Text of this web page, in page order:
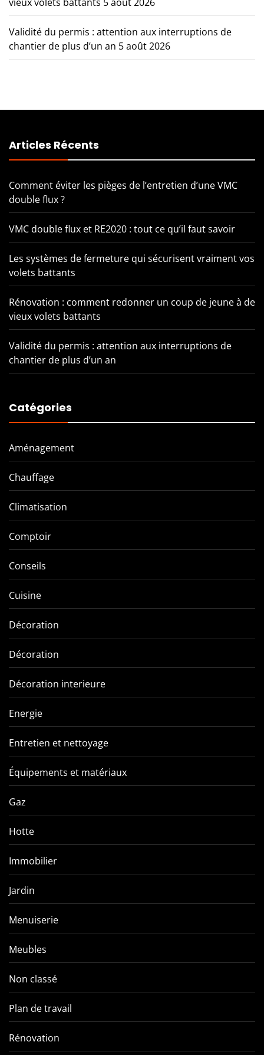
Validité du permis : attention aux interruptions de
chantier de plus d’un an 5 août 2026
Articles Récents
Comment éviter les pièges de l’entretien d’une VMC
double flux ?
VMC double flux et RE2020 : tout ce qu’il faut savoir
Les systèmes de fermeture qui sécurisent vraiment vos
volets battants
Rénovation : comment redonner un coup de jeune à de
vieux volets battants
Validité du permis : attention aux interruptions de
chantier de plus d’un an
Catégories
Aménagement
Chauffage
Climatisation
Comptoir
Conseils
Cuisine
Décoration
Décoration
Décoration interieure
Energie
Entretien et nettoyage
Équipements et matériaux
Gaz
Hotte
Immobilier
Jardin
Menuiserie
Meubles
Non classé
Plan de travail
Rénovation